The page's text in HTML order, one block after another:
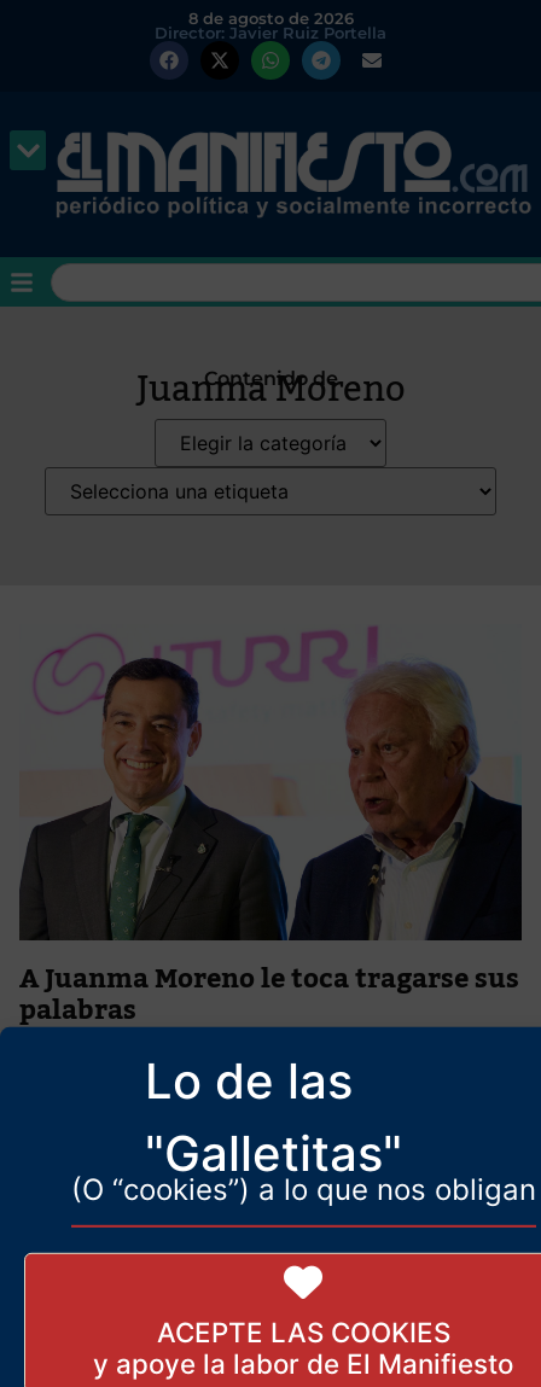
Lo de las
"Galletitas"
(O “cookies”) a lo que nos obligan
ACEPTE LAS COOKIES
8 de agosto de 2026
Director: Javier Ruiz Portella
Contenido de
Juanma Moreno
A Juanma Moreno le toca tragarse sus
palabras
Interesantes lecciones se desprenden de las elecciones regionales
celebradas este domingo en Andalucía